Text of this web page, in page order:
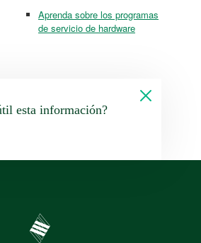
Aprenda sobre los programas
de servicio de hardware
esta información?